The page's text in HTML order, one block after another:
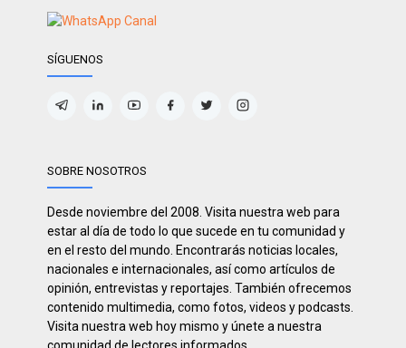
SÍGUENOS
SOBRE NOSOTROS
Desde noviembre del 2008. Visita nuestra web para
estar al día de todo lo que sucede en tu comunidad y
en el resto del mundo. Encontrarás noticias locales,
nacionales e internacionales, así como artículos de
opinión, entrevistas y reportajes. También ofrecemos
contenido multimedia, como fotos, videos y podcasts.
Visita nuestra web hoy mismo y únete a nuestra
comunidad de lectores informados.